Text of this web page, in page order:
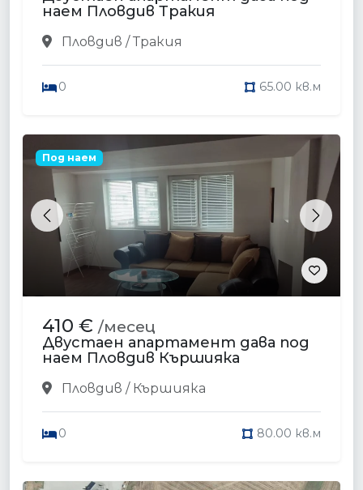
наем Пловдив Тракия
Пловдив / Тракия
0 65.00 кв.м
Previous Next
Под наем
410 € /месец
Двустаен апартамент дава под
наем Пловдив Кършияка
Пловдив / Кършияка
0 80.00 кв.м